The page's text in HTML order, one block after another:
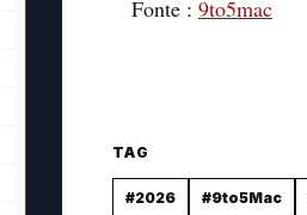
Fonte : 9to5mac
TAG
#2026 #9to5Mac